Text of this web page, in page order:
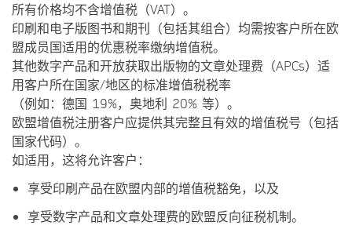
所有价格均不含增值税（VAT）。
印刷和电子版图书和期刊（包括其组合）均需按客户所在欧
盟成员国适用的优惠税率缴纳增值税。
其他数字产品和开放获取出版物的文章处理费（APCs）适
用客户所在国家/地区的标准增值税税率
（例如：德国 19%，奥地利 20% 等）。
欧盟增值税注册客户应提供其完整且有效的增值税号（包括
国家代码）。
如适用，这将允许客户：
享受印刷产品在欧盟内部的增值税豁免，以及
享受数字产品和文章处理费的欧盟反向征税机制。